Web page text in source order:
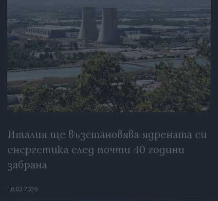
Италия ще възстановява ядрената си
енергетика след почти 40 години
забрана
16.03.2026